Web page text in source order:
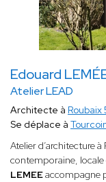
Edouard
Atelier LEAD
Architecte à Roubaix
Se déplace à
Atelier d’architecture
contemporaine, locale
LEMEEaccompagne